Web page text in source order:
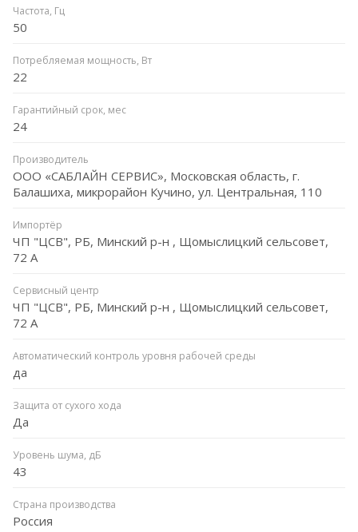
Частота, Гц
50
Потребляемая мощность, Вт
22
Гарантийный срок, мес
24
Производитель
ООО «САБЛАЙН СЕРВИС», Московская область, г.
Балашиха, микрорайон Кучино, ул. Центральная, 110
Импортёр
ЧП "ЦСВ", РБ, Минский р-н , Щомыслицкий сельсовет,
72 А
Сервисный центр
ЧП "ЦСВ", РБ, Минский р-н , Щомыслицкий сельсовет,
72 А
Автоматический контроль уровня рабочей среды
да
Защита от сухого хода
Да
Уровень шума, дБ
43
Страна производства
Россия